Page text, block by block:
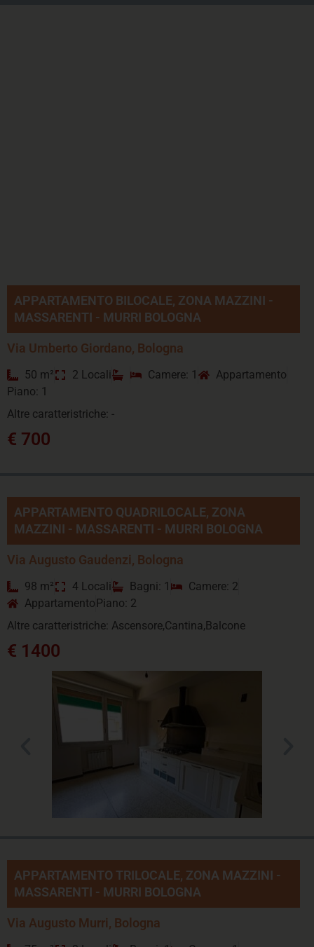
APPARTAMENTO BILOCALE, ZONA MAZZINI -
MASSARENTI - MURRI BOLOGNA
Via Umberto Giordano, Bologna
50 m² 2 Locali Camere: 1
Appartamento
Piano: 1
Altre caratteristriche: -
€ 700
APPARTAMENTO QUADRILOCALE, ZONA
MAZZINI - MASSARENTI - MURRI BOLOGNA
Via Augusto Gaudenzi, Bologna
98 m² 4 Locali Bagni: 1
Camere: 2
AppartamentoPiano: 2
Altre caratteristriche: Ascensore,Cantina,Balcone
€ 1400
APPARTAMENTO TRILOCALE, ZONA MAZZINI -
MASSARENTI - MURRI BOLOGNA
Via Augusto Murri, Bologna